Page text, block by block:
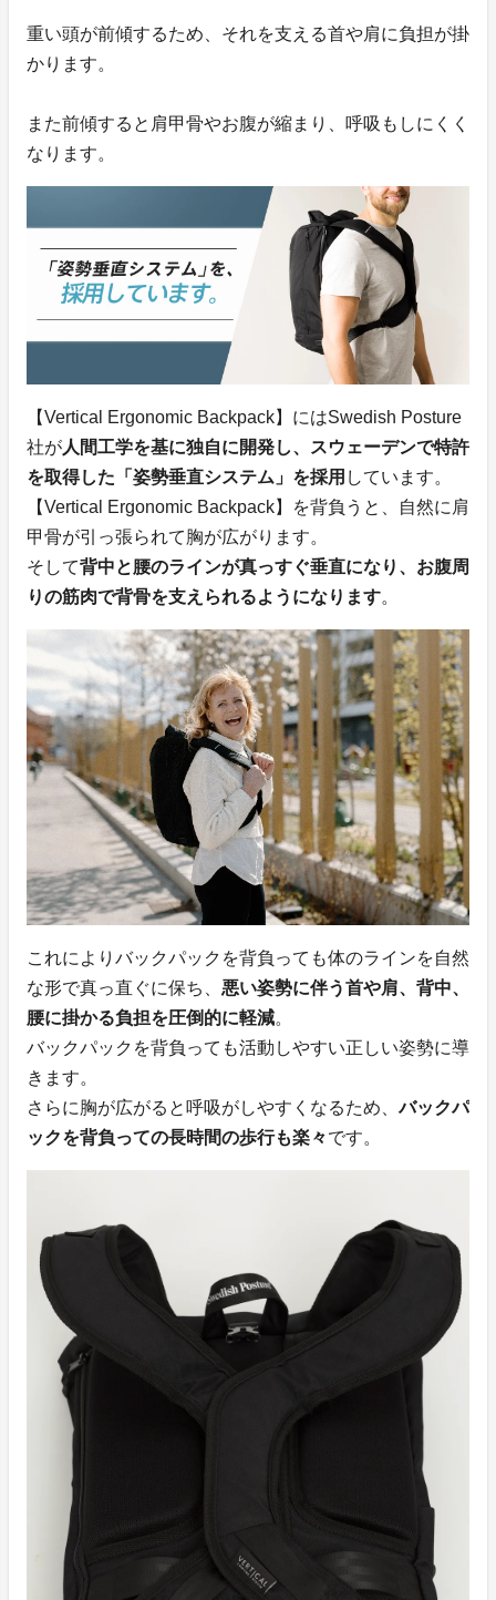
重い頭が前傾するため、それを支える首や肩に負担が掛
かります。
また前傾すると肩甲骨やお腹が縮まり、呼吸もしにくく
なります。
【Vertical Ergonomic Backpack】にはSwedish Posture
社が人間工学を基に独自に開発し、スウェーデンで特許
を取得した「姿勢垂直システム」を採用 しています。
【Vertical Ergonomic Backpack】を背負うと、自然に肩
甲骨が引っ張られて胸が広がります。
そして背中と腰のラインが真っすぐ垂直になり、お腹周
りの筋肉で背骨を支えられるようになります。
これによりバックパックを背負っても体のラインを自然
な形で真っ直ぐに保ち、 悪い姿勢に伴う首や肩、背中、
腰に掛かる負担を圧倒的に軽減。
バックパックを背負っても活動しやすい正しい姿勢に導
きます。
さらに胸が広がると呼吸がしやすくなるため、バックパ
ックを背負っての長時間の歩行も楽々です。